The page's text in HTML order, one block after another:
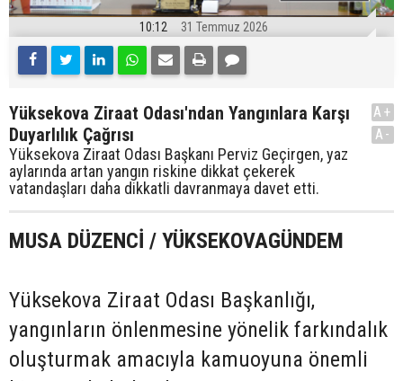
10:12 31 Temmuz 2026
Yüksekova Ziraat Odası'ndan Yangınlara Karşı
Duyarlılık Çağrısı
Yüksekova Ziraat Odası Başkanı Perviz Geçirgen, yaz
aylarında artan yangın riskine dikkat çekerek
vatandaşları daha dikkatli davranmaya davet etti.
A+
A-
MUSA DÜZENCİ / YÜKSEKOVAGÜNDEM
Yüksekova Ziraat Odası Başkanlığı,
yangınların önlenmesine yönelik farkındalık
oluşturmak amacıyla kamuoyuna önemli